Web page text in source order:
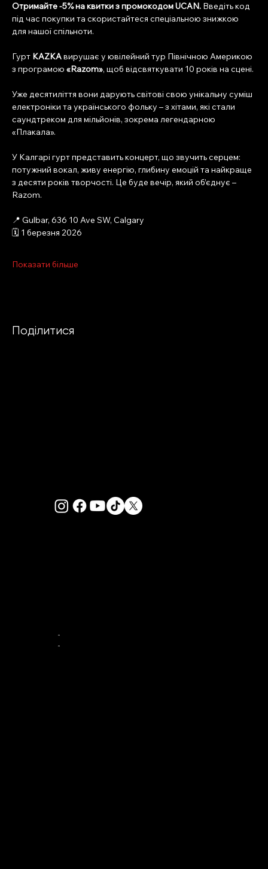
Отримайте -5% на квитки з промокодом UCAN. Введіть код
під час покупки та скористайтеся спеціальною знижкою
для нашої спільноти.
Гурт KAZKA вирушає у ювілейний тур Північною Америкою
з програмою «Razom», щоб відсвяткувати 10 років на сцені.
Уже десятиліття вони дарують світові свою унікальну суміш
електроніки та українського фольку – з хітами, які стали
саундтреком для мільйонів, зокрема легендарною
«Плакала».
У Калгарі гурт представить концерт, що звучить серцем:
потужний вокал, живу енергію, глибину емоцій та найкраще
з десяти років творчості. Це буде вечір, який об’єднує –
Razom.
📍 Gulbar, 636 10 Ave SW, Calgary
🗓 1 березня 2026
Показати більше
Поділитися